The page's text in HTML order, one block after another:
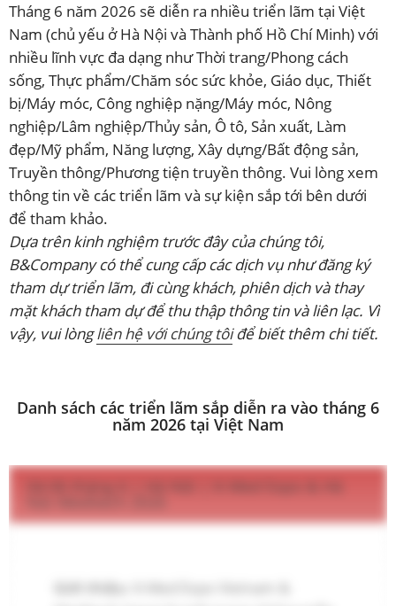
Tháng 6 năm 2026 sẽ diễn ra nhiều triển lãm tại Việt
Nam (chủ yếu ở Hà Nội và Thành phố Hồ Chí Minh) với
nhiều lĩnh vực đa dạng như Thời trang/Phong cách
sống, Thực phẩm/Chăm sóc sức khỏe, Giáo dục, Thiết
bị/Máy móc, Công nghiệp nặng/Máy móc, Nông
nghiệp/Lâm nghiệp/Thủy sản, Ô tô, Sản xuất, Làm
đẹp/Mỹ phẩm, Năng lượng, Xây dựng/Bất động sản,
Truyền thông/Phương tiện truyền thông. Vui lòng xem
thông tin về các triển lãm và sự kiện sắp tới bên dưới
để tham khảo.
Dựa trên kinh nghiệm trước đây của chúng tôi,
B&Company có thể cung cấp các dịch vụ như đăng ký
tham dự triển lãm, đi cùng khách, phiên dịch và thay
mặt khách tham dự để thu thập thông tin và liên lạc. Vì
vậy, vui lòngliên hệ với chúng tôiđể biết thêm chi tiết.
Danh sách các triển lãm sắp diễn ra vào tháng 6
năm 2026 tại Việt Nam
04-06 tháng 6 | Hà Nội | K-Med Expo & Hà